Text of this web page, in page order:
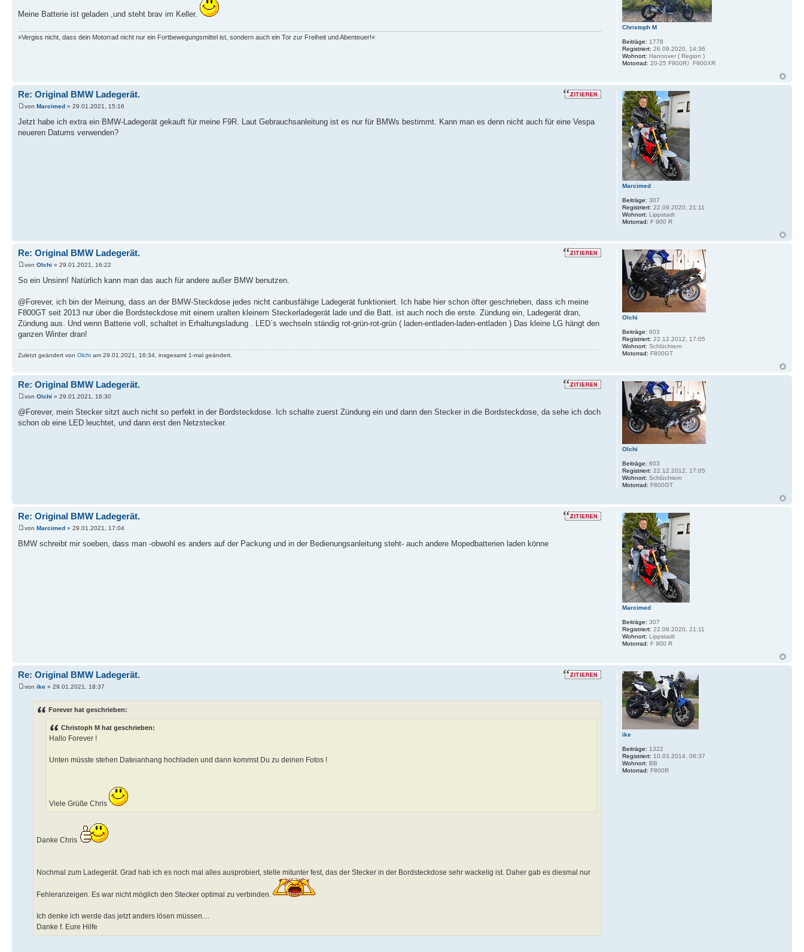
Meine Batterie ist geladen ,und steht brav im Keller.
»Vergiss nicht, dass dein Motorrad nicht nur ein Fortbewegungsmittel ist, sondern auch ein Tor zur Freiheit und Abenteuer!«
Christoph M
Beiträge: 1778
Registriert: 26.09.2020, 14:36
Wohnort: Hannover ( Region )
Motorrad: 20-25 F900R》F900XR
Re: Original BMW Ladegerät.
von Marcimed » 29.01.2021, 15:16
Jetzt habe ich extra ein BMW-Ladegerät gekauft für meine F9R. Laut Gebrauchsanleitung ist es nur für BMWs bestimmt. Kann man es denn nicht auch für eine Vespa
neueren Datums verwenden?
Marcimed
Beiträge: 307
Registriert: 22.09.2020, 21:11
Wohnort: Lippstadt
Motorrad: F 900 R
Re: Original BMW Ladegerät.
von Olchi » 29.01.2021, 16:22
So ein Unsinn! Natürlich kann man das auch für andere außer BMW benutzen.
@Forever, ich bin der Meinung, dass an der BMW-Steckdose jedes nicht canbusfähige Ladegerät funktioniert. Ich habe hier schon öfter geschrieben, dass ich meine
F800GT seit 2013 nur über die Bordsteckdose mit einem uralten kleinem Steckerladegerät lade und die Batt. ist auch noch die erste. Zündung ein, Ladegerät dran,
Zündung aus. Und wenn Batterie voll, schaltet in Erhaltungsladung . LED`s wechseln ständig rot-grün-rot-grün ( laden-entladen-laden-entladen ) Das kleine LG hängt den
ganzen Winter dran!
Zuletzt geändert von Olchi am 29.01.2021, 16:34, insgesamt 1-mal geändert.
Olchi
Beiträge: 603
Registriert: 22.12.2012, 17:05
Wohnort: Schlüchtern
Motorrad: F800GT
Re: Original BMW Ladegerät.
von Olchi » 29.01.2021, 16:30
@Forever, mein Stecker sitzt auch nicht so perfekt in der Bordsteckdose. Ich schalte zuerst Zündung ein und dann den Stecker in die Bordsteckdose, da sehe ich doch
schon ob eine LED leuchtet, und dann erst den Netzstecker.
Olchi
Beiträge: 603
Registriert: 22.12.2012, 17:05
Wohnort: Schlüchtern
Motorrad: F800GT
Re: Original BMW Ladegerät.
von Marcimed » 29.01.2021, 17:04
BMW schreibt mir soeben, dass man -obwohl es anders auf der Packung und in der Bedienungsanleitung steht- auch andere Mopedbatterien laden könne
Marcimed
Beiträge: 307
Registriert: 22.09.2020, 21:11
Wohnort: Lippstadt
Motorrad: F 900 R
Re: Original BMW Ladegerät.
von ike » 29.01.2021, 18:37
Forever hat geschrieben:
Christoph M hat geschrieben:
Hallo Forever !
Unten müsste stehen Dateianhang hochladen und dann kommst Du zu deinen Fotos !
Viele Grüße Chris
Danke Chris
Nochmal zum Ladegerät. Grad hab ich es noch mal alles ausprobiert, stelle mitunter fest, das der Stecker in der Bordsteckdose sehr wackelig ist. Daher gab es diesmal nur
Fehleranzeigen. Es war nicht möglich den Stecker optimal zu verbinden.
Ich denke ich werde das jetzt anders lösen müssen....
Danke f. Eure Hilfe
ike
Beiträge: 1322
Registriert: 10.03.2014, 06:37
Wohnort: BB
Motorrad: F800R